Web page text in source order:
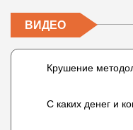
ВИДЕО
Крушение
С каких денег и